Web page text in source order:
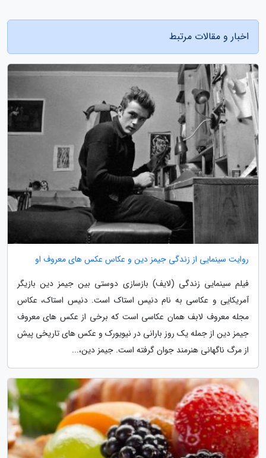
اخبار و مقالات مرتبط
روایت سینمایی از زندگی جیمز دین و عکاس عکس های معروف او
فیلم سینمایی زندگی (لایف) بازسازی دوستی بین جیمز دین بازیگر
آمریکایی و عکاسی به نام دنیس استاک است. دنیس استاک، عکاس
مجله معروف لابف همان عکاسی است که برخی از عکس های معروف
جیمز دین از جمله یک روز بارانی در نیویورک و عکس های تاریخی پیش
از مرگ ناگهانی هنرمند جوان گرفته است. جیمز دین،...